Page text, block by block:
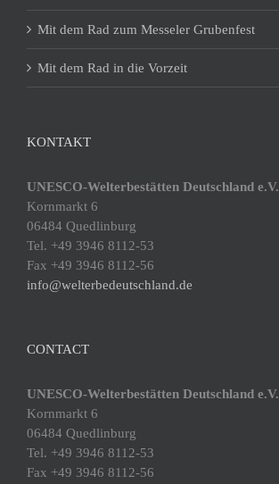
Mit dem Rad zum Messeler Grubenfest
Mit dem Rad in die Vorzeit
KONTAKT
UNESCO-Welterbestätten Deutschland e.V.
Kornmarkt 6
06484 Quedlinburg
Tel. +49 3946 8112-53
Fax +49 3946 8112-56
info@welterbedeutschland.de
CONTACT
UNESCO-Welterbestätten Deutschland e.V.
Kornmarkt 6
06484 Quedlinburg
Tel. +49 3946 8112-53
Fax +49 3946 8112-56